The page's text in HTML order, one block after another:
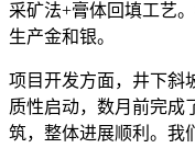
采矿法+膏体回填工艺
生产金和银。
项目开发方面，井下斜
质性启动，数月前完成
筑，整体进展顺利。我